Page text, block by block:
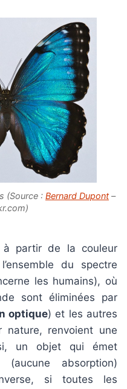
(Source : Bernard Dupont–
à partir de la couleur
du spectre
les humains), où
sont éliminées par
optique) et les autres
nature, renvoient une
un objet qui émet
(aucune absorption)
si toutes les